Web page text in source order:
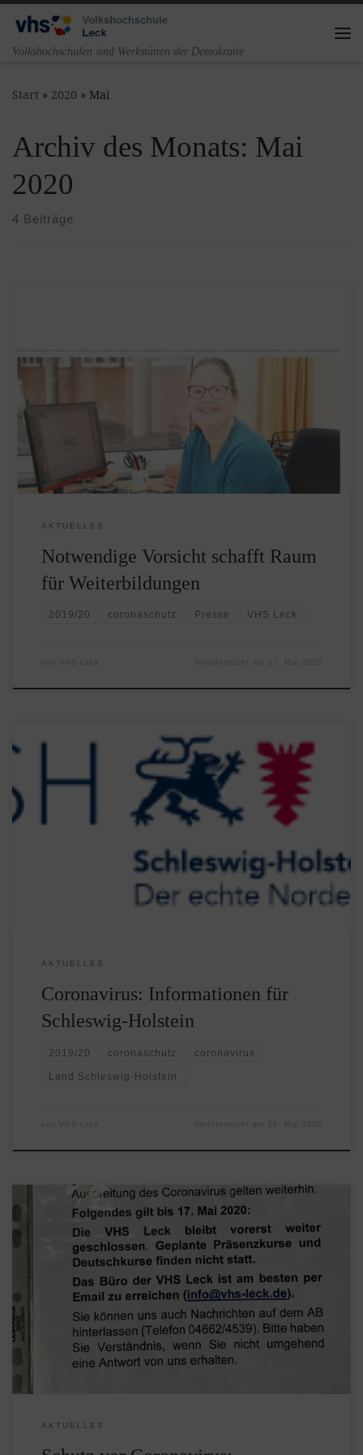
Zum Inhalt springen
Volkshochschulen sind Werkstätten der Demokratie
Start » 2020 » Mai
Archiv des Monats: Mai
2020
4 Beiträge
vor Ort für gezielte Weiterbildungen. Dr. Herle Forbrich ist
seit Anfang 2018 Leiterin der VHS in Leck. Seit dieser Zeit
wurden neue Kurse entwickelt, neue Kooperationspartner
gefunden und neue Kursräume ausprobiert. Durch die
Corona Pandemie finden aktuell keine Kurse statt. Ein
Hygieneschutzkonzept wird […]
AKTUELLES
Notwendige Vorsicht schafft Raum
für Weiterbildungen
2019/20 coronaschutz Presse VHS Leck
Die Landesregierung Schleswig-Holsteins fasst aktuelle
Informationen der Ministerien zum Coronavirus auf
dieser Webseite sehr gut zusammen. Für uns als
Bildungseinrichtung besonders interessant sind die
Hochschulen und Kultur. Hilfreich sind ebenfalls die
Veröffentlichungen unseres VHS Landesverbandes, die auf
dieser Webseite veröffentlich werden.
AKTUELLES
Coronavirus: Informationen für
Schleswig-Holstein
2019/20 coronaschutz coronavirus
Land Schleswig-Holstein
Aus Schutz vor der Ausbreitung des Coronavirus bleibt die
VHS Leck geschlossen bis einschließlich 17. Mai 2020. Die
Kurse in diesem Zeitraum finden nicht statt. Auch die
Deutschkurse fallen aus. Sobald wie möglich informieren
wir alle Teilnehmer/innen und Kursleiter/innen rechtzeitig
über neue Termine. In dieser Zeit ist die VHS Leck […]
AKTUELLES